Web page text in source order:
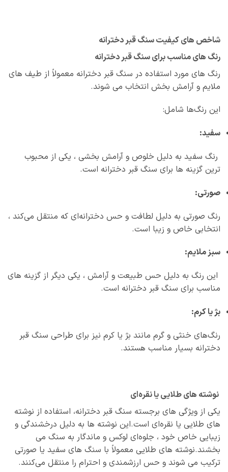
شاخص‌ های کیفیت سنگ قبر دخترانه
رنگ‌ های مناسب برای سنگ قبر دخترانه
رنگ‌ های مورد استفاده در سنگ قبر دخترانه معمولاً از طیف‌ های
ملایم و آرامش‌ بخش انتخاب می‌ شوند.
این رنگ‌ها شامل:
سفید:
رنگ سفید به دلیل خلوص و آرامش‌ بخشی ، یکی از محبوب‌
ترین گزینه‌ ها برای سنگ قبر دخترانه است.
صورتی:
رنگ صورتی به دلیل لطافت و حس دخترانه‌ای که منتقل می‌کند ،
انتخابی خاص و زیبا است.
سبز ملایم:
این رنگ به دلیل حس طبیعت و آرامش ، یکی دیگر از گزینه‌ های
مناسب برای سنگ قبر دخترانه است.
بژ یا کرم:
رنگ‌های خنثی و گرم مانند بژ یا کرم نیز برای طراحی سنگ قبر
دخترانه بسیار مناسب هستند.
نوشته‌ های طلایی یا نقره‌ای
یکی از ویژگی‌ های برجسته سنگ قبر دخترانه، استفاده از نوشته‌
های طلایی یا نقره‌ای است.این نوشته‌ ها به دلیل درخشندگی و
زیبایی خاص خود ، جلوه‌ای لوکس و ماندگار به سنگ می‌
بخشند.نوشته‌ های طلایی معمولاً با سنگ‌ های سفید یا صورتی
ترکیب می‌ شوند و حس ارزشمندی و احترام را منتقل می‌کنند.